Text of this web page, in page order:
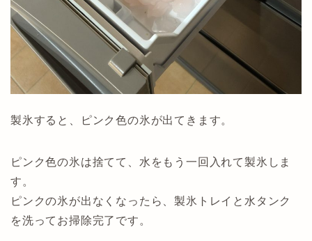
製氷すると、ピンク色の氷が出てきます。
ピンク色の氷は捨てて、水をもう一回入れて製氷しま
す。
ピンクの氷が出なくなったら、製氷トレイと水タンク
を洗ってお掃除完了です。